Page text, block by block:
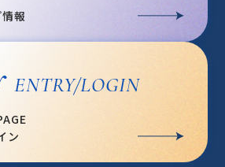
報
ENTRY/LOGIN
ン